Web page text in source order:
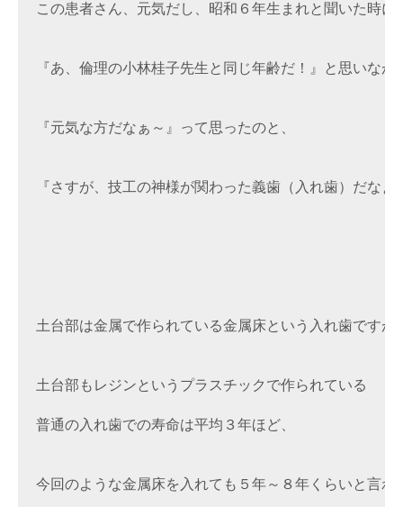
この患者さん、元気だし、昭和６年生まれと聞いた時に
『あ、倫理の小林桂子先生と同じ年齢だ！』と思いなが
『元気な方だなぁ～』って思ったのと、
『さすが、技工の神様が関わった義歯（入れ歯）だな
土台部は金属で作られている金属床という入れ歯ですが
土台部もレジンというプラスチックで作られている
普通の入れ歯での寿命は平均３年ほど、
今回のような金属床を入れても５年～８年くらいと言わ